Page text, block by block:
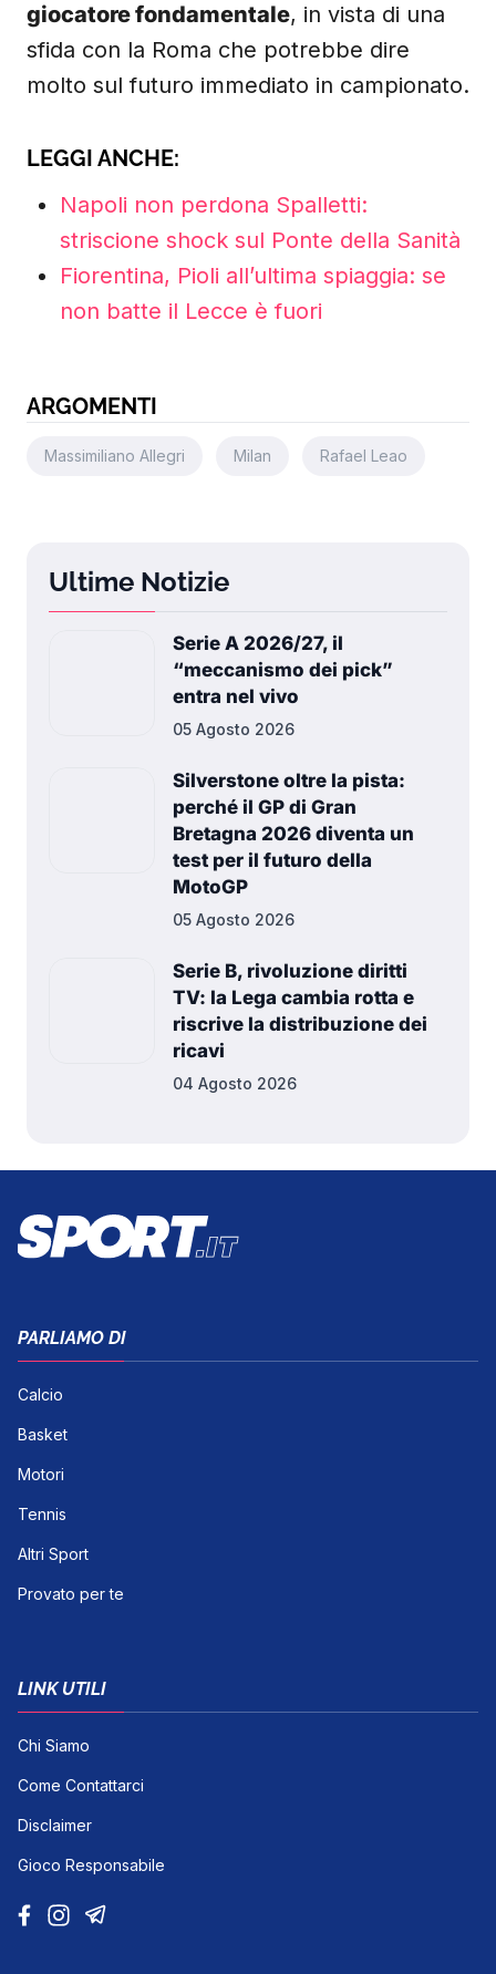
giocatore fondamentale, in vista di una
sfida con la Roma che potrebbe dire
molto sul futuro immediato in campionato.
LEGGI ANCHE:
Napoli non perdona Spalletti:
striscione shock sul Ponte della Sanità
Fiorentina, Pioli all’ultima spiaggia: se
non batte il Lecce è fuori
ARGOMENTI
Massimiliano Allegri Milan Rafael Leao
Ultime Notizie
Serie A 2026/27, il
“meccanismo dei pick”
entra nel vivo
05 Agosto 2026
Silverstone oltre la pista:
perché il GP di Gran
Bretagna 2026 diventa un
test per il futuro della
MotoGP
05 Agosto 2026
Serie B, rivoluzione diritti
TV: la Lega cambia rotta e
riscrive la distribuzione dei
ricavi
04 Agosto 2026
PARLIAMO DI
Calcio
Basket
Motori
Tennis
Altri Sport
Provato per te
LINK UTILI
Chi Siamo
Come Contattarci
Disclaimer
Gioco Responsabile